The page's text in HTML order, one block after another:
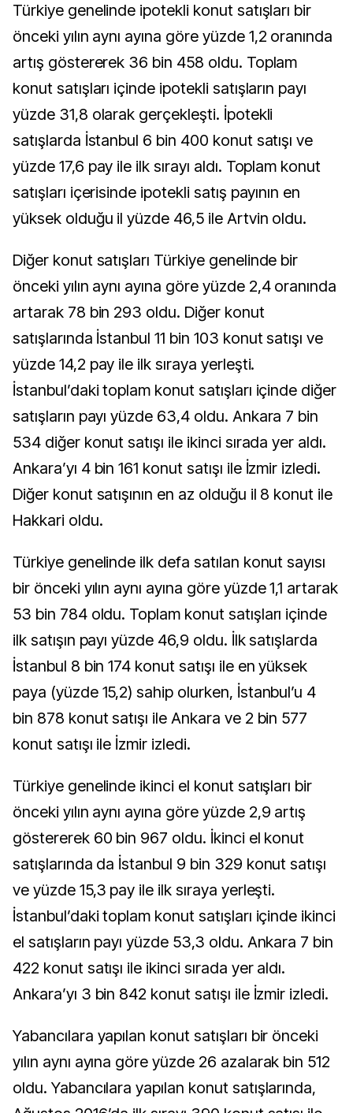
Türkiye genelinde ipotekli konut satışları bir
önceki yılın aynı ayına göre yüzde 1,2 oranında
artış göstererek 36 bin 458 oldu. Toplam
konut satışları içinde ipotekli satışların payı
yüzde 31,8 olarak gerçekleşti. İpotekli
satışlarda İstanbul 6 bin 400 konut satışı ve
yüzde 17,6 pay ile ilk sırayı aldı. Toplam konut
satışları içerisinde ipotekli satış payının en
yüksek olduğu il yüzde 46,5 ile Artvin oldu.
Diğer konut satışları Türkiye genelinde bir
önceki yılın aynı ayına göre yüzde 2,4 oranında
artarak 78 bin 293 oldu. Diğer konut
satışlarında İstanbul 11 bin 103 konut satışı ve
yüzde 14,2 pay ile ilk sıraya yerleşti.
İstanbul’daki toplam konut satışları içinde diğer
satışların payı yüzde 63,4 oldu. Ankara 7 bin
534 diğer konut satışı ile ikinci sırada yer aldı.
Ankara’yı 4 bin 161 konut satışı ile İzmir izledi.
Diğer konut satışının en az olduğu il 8 konut ile
Hakkari oldu.
Türkiye genelinde ilk defa satılan konut sayısı
bir önceki yılın aynı ayına göre yüzde 1,1 artarak
53 bin 784 oldu. Toplam konut satışları içinde
ilk satışın payı yüzde 46,9 oldu. İlk satışlarda
İstanbul 8 bin 174 konut satışı ile en yüksek
paya (yüzde 15,2) sahip olurken, İstanbul’u 4
bin 878 konut satışı ile Ankara ve 2 bin 577
konut satışı ile İzmir izledi.
Türkiye genelinde ikinci el konut satışları bir
önceki yılın aynı ayına göre yüzde 2,9 artış
göstererek 60 bin 967 oldu. İkinci el konut
satışlarında da İstanbul 9 bin 329 konut satışı
ve yüzde 15,3 pay ile ilk sıraya yerleşti.
İstanbul’daki toplam konut satışları içinde ikinci
el satışların payı yüzde 53,3 oldu. Ankara 7 bin
422 konut satışı ile ikinci sırada yer aldı.
Ankara’yı 3 bin 842 konut satışı ile İzmir izledi.
Yabancılara yapılan konut satışları bir önceki
yılın aynı ayına göre yüzde 26 azalarak bin 512
oldu. Yabancılara yapılan konut satışlarında,